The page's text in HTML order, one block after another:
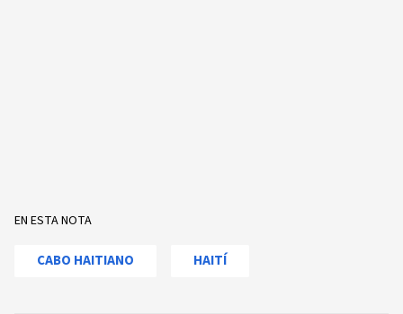
EN ESTA NOTA
CABO HAITIANO HAITÍ